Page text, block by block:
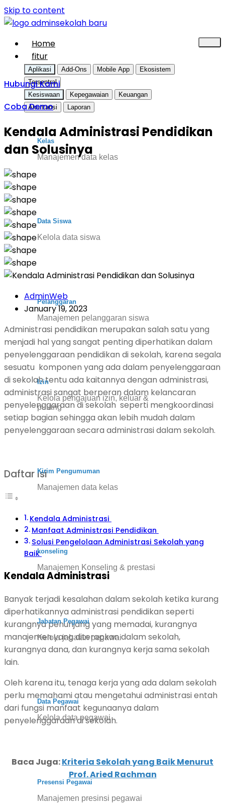
Skip to content
Home
fitur
Aplikasi Add-Ons Mobile App
Ekosistem
Tersentral
Kesiswaan
Kepegawaian
Keuangan
Akuntansi
Laporan
Kelas
Manajemen data kelas
Data Siswa
Kelola data siswa
Pelanggaran
Manajemen pelanggaran siswa
Izin
Kelola pengajuan izin, keluar &
pulang
Kirim Pengumuman
Manajemen data kelas
konseling
Manajemen Konseling & prestasi
Jabatan Pegawai
Kelola jabatan pegawai
Data Pegawai
Kelola data pegawai
Presensi Pegawai
Manajemen presinsi pegawai
Hubungi Kami
Coba Demo
Kendala Administrasi Pendidikan
dan Solusinya
AdminWeb
January 19, 2023
Administrasi pendidikan merupakan salah satu yang
menjadi hal yang sangat penting diperhatikan dalam
penyelenggaraan pendidikan di sekolah, karena segala
sesuatu komponen yang ada dalam penyelenggaraan
di sekolah tentu ada kaitannya dengan administrasi,
administrasi sangat berperan dalam kelancaran
penyelenggaraan di sekolah seperti mengkoordinasi
setiap bagian sehingga akan lebih mudah dalam
penyelenggaraan secara administrasi dalam sekolah.
Daftar Isi
Kendala Administrasi
Manfaat Administrasi Pendidikan
Solusi Pengelolaan Administrasi Sekolah yang
Baik
Kendala Administrasi
Banyak terjadi kesalahan dalam sekolah ketika kurang
diperhatikannya administrasi pendidikan seperti
kurangnya penunjang yang memadai, kurangnya
manajemen yang diterapkan dalam sekolah,
kurangnya dana, dan kurangnya kerja sama sekolah
lain.
Oleh karena itu, tenaga kerja yang ada dalam sekolah
perlu memahami atau mengetahui administrasi entah
dari fungsi manfaat kegunaanya dalam
penyelenggaraan di sekolah.
Baca Juga:Kriteria Sekolah yang Baik Menurut
Prof. Aried Rachman